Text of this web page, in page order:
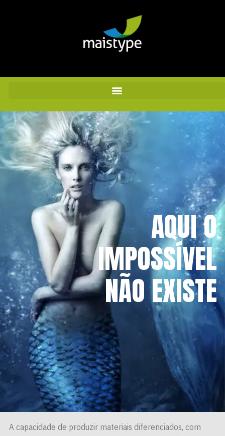
AQUI O
IMPOSSÍVEL
NÃO EXISTE
A capacidade de produzir materiais diferenciados, com